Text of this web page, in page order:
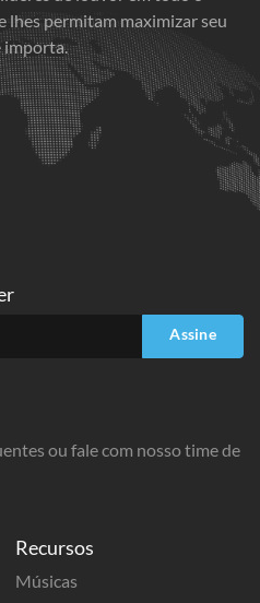
lhes permitam maximizar seu
importa.
Recursos
Músicas
Assine
ou fale com nosso time de